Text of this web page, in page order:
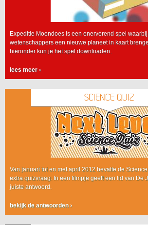
Expeditie Moendoes is een enerverend spel
wetenschappers een nieuwe planeet in kaart
hieronder kun je het spel downloaden.
lees meer›
SCIENCE QUIZ
Van januari tot en met april 2012 bevatte de
extra quizvraag. In een filmpje geeft een lid van De
juiste antwoord.
bekijk de antwoorden›